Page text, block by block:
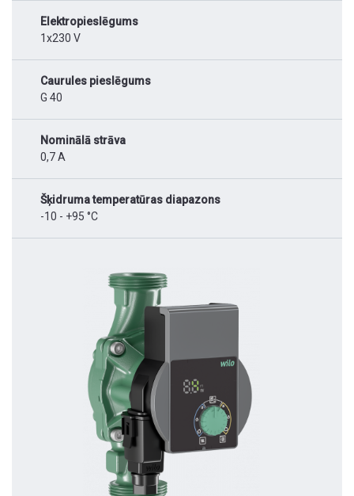
Elektropieslēgums
1x230 V
Caurules pieslēgums
G 40
Nominālā strāva
0,7 A
Šķidruma temperatūras diapazons
-10 - +95 °C